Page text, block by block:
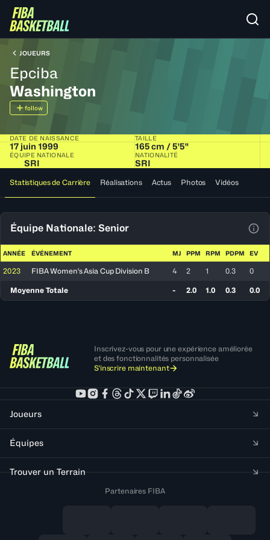
JOUEURS
Epciba
Washington
follow
DATE DE NAISSANCE
17 juin 1999
TAILLE
165 cm / 5'5"
ÉQUIPE NATIONALE
SRI
NATIONALITÉ
SRI
Statistiques de Carrière Réalisations Actus Photos Vidéos
Équipe Nationale: Senior
ANNÉE ÉVÉNEMENT MJ PPM RPM PDPM EV
2023 FIBA Women's Asia Cup Division B 4 2 1 0.3 0
Moyenne Totale - 2.0 1.0 0.3 0.0
Inscrivez-vous pour une expérience améliorée
et des fonctionnalités personnalisée
S'inscrire maintenant
Joueurs
Équipes
Trouver un Terrain
Partenaires FIBA